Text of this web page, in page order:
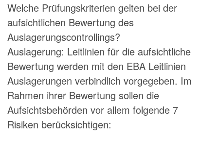
Welche Prüfungskriterien gelten bei der
aufsichtlichen Bewertung des
Auslagerungscontrollings?
Auslagerung: Leitlinien für die aufsichtliche
Bewertung werden mit den EBA Leitlinien
Auslagerungen verbindlich vorgegeben. Im
Rahmen ihrer Bewertung sollen die
Aufsichtsbehörden vor allem folgende 7
Risiken berücksichtigen: